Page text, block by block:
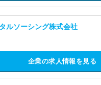
ルソーシング株式会社
企業の求人情報を見る